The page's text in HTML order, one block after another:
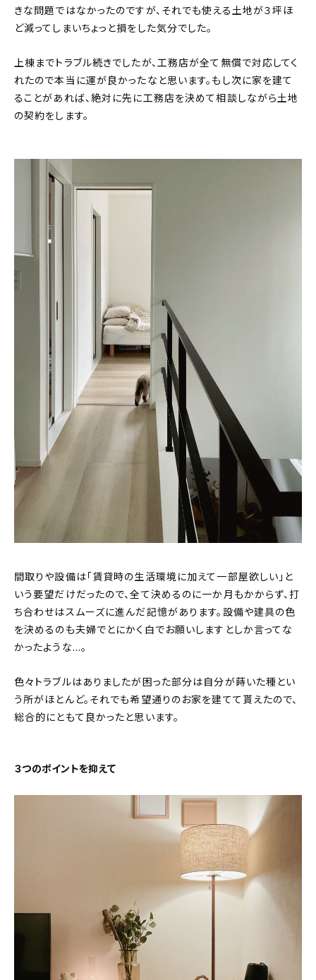
きな問題ではなかったのですが、それでも使える土地が３坪ほ
ど減ってしまいちょっと損をした気分でした。
上棟までトラブル続きでしたが、工務店が全て無償で対応してく
れたので本当に運が良かったなと思います。もし次に家を建て
ることがあれば、絶対に先に工務店を決めて相談しながら土地
の契約をします。
間取りや設備は「賃貸時の生活環境に加えて一部屋欲しい」と
いう要望だけだったので、全て決めるのに一か月もかからず、打
ち合わせはスムーズに進んだ記憶があります。設備や建具の色
を決めるのも夫婦でとにかく白でお願いしますとしか言ってな
かったような…。
色々トラブルはありましたが困った部分は自分が蒔いた種とい
う所がほとんど。それでも希望通りのお家を建てて貰えたので、
総合的にともて良かったと思います。
３つのポイントを抑えて